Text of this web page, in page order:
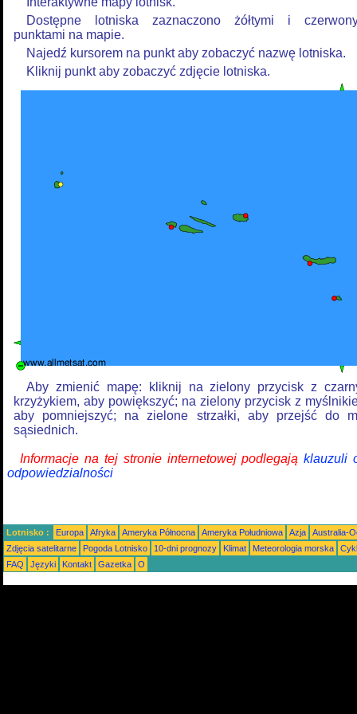
Dostępne lotniska zaznaczono żółtymi i
punktami na mapie.
Najedź kursorem na punkt aby zobaczyć nazwę lotniska.
Kliknij punkt aby zobaczyć zdjęcie lotniska.
Aby zmienić mapę: kliknij na zielony przycisk z
krzyżykiem, aby powiększyć; na zielony przycisk z
aby pomniejszyć; na zielone strzałki, aby przejść do
sąsiednich.
Informacje na tej stronie internetowej podlegająklauzuli
odpowiedzialności
Lotnisko : Europa Afryka Ameryka Północna Ameryka Południowa Azja
Australia-
Zdjęcia satelitarne
Pogoda Lotnisko 10-dni prognozy Klimat Meteorologia morska
FAQ
Języki Kontakt Gazetka O